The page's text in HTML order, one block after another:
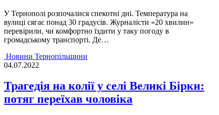
У Тернополi розпочалися спекотнi днi. Температура на
вулицi сягає понад 30 градусiв. Журналiсти «20 хвилин»
перевiрили, чи комфортно їздити у таку погоду в
громадському транспортi. Де…
Новини Тернопільщини
04.07.2022
Трагедія на колії у селі Великі Бірки:
потяг переїхав чоловіка